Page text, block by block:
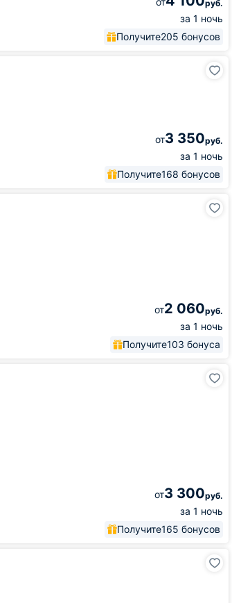
руб.
за 1 ночь
Получите205 бонусов
от3 350руб.
за 1 ночь
Получите168 бонусов
от2 060руб.
за 1 ночь
Получите103 бонуса
от3 300руб.
за 1 ночь
Получите165 бонусов